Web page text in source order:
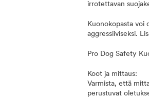
irrotettavan
Kuonokopasta voi
aggressiiviseksi.
Pro Dog Safety
Koot ja mittaus:
Varmista, että
perustuvat